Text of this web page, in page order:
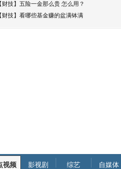
财技】 五险一金那么贵 怎么用？
财技】 看哪些基金赚的盆满钵满
视频 影视剧 综艺 自媒体